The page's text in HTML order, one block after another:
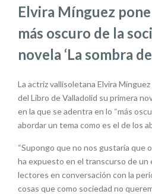
Elvira Mínguez
más oscuro de la
novela ‘La sombra
La actriz vallisoletana Elvira
del Libro de Valladolid su primera
en la que se adentra en lo “más
abordar un tema como es el de los
“Supongo que no nos gustaría que
ha expuesto en el transcurso de un
lectores en conversación con la
cosas que como sociedad no